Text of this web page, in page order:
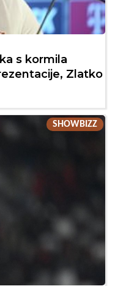
s kormila
Zlatko
SHOWBIZZ